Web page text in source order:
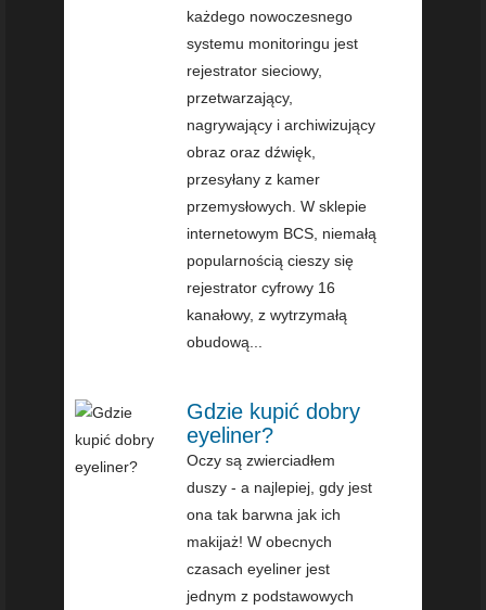
każdego nowoczesnego
systemu monitoringu jest
rejestrator sieciowy,
przetwarzający,
nagrywający i archiwizujący
obraz oraz dźwięk,
przesyłany z kamer
przemysłowych. W sklepie
internetowym BCS, niemałą
popularnością cieszy się
rejestrator cyfrowy 16
kanałowy, z wytrzymałą
obudową...
Gdzie kupić dobry
eyeliner?
Oczy są zwierciadłem
duszy - a najlepiej, gdy jest
ona tak barwna jak ich
makijaż! W obecnych
czasach eyeliner jest
jednym z podstawowych